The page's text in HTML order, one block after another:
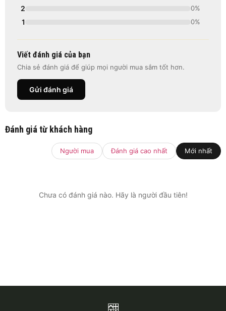
2 0%
1 0%
Viết đánh giá của bạn
Chia sẻ đánh giá để giúp mọi người mua sắm tốt hơn.
Gửi đánh giá
Đánh giá từ khách hàng
Người mua Đánh giá cao nhất Mới nhất
Chưa có đánh giá nào. Hãy là người đầu tiên!